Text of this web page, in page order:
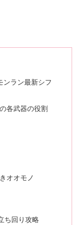
ンラン最新シフ
各武器の役割
オオモノ
ち回り攻略